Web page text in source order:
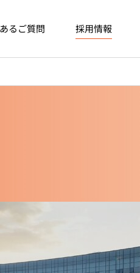
るご質問 採用情報